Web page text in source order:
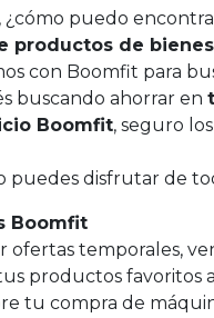
¿cómo puedo
productos de
con Boomfit para
buscando ahorrar en
Boomfit, seguro
puedes disfrutar de
Boomfit
temporales,
productos favoritos
tu compra de